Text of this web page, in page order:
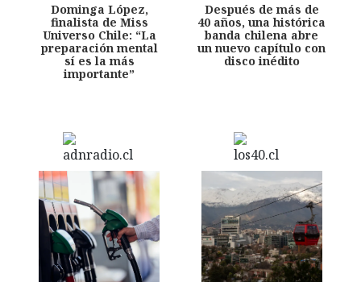
Dominga López,
finalista de Miss
Universo Chile: “La
preparación mental
sí es la más
importante”
Después de más de
40 años, una histórica
banda chilena abre
un nuevo capítulo con
disco inédito